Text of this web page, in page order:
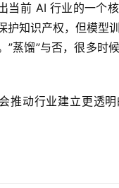
当前 AI 行业的一个
护知识产权，但模型
”蒸馏”与否，很多时
推动行业建立更透